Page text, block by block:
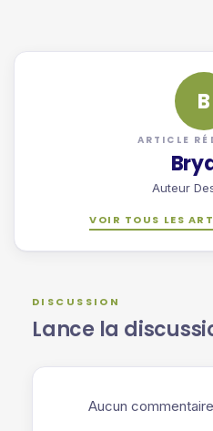
B
ARTICLE
Auteur
VOIR TOUS LES
DISCUSSION
Lance la
Aucun